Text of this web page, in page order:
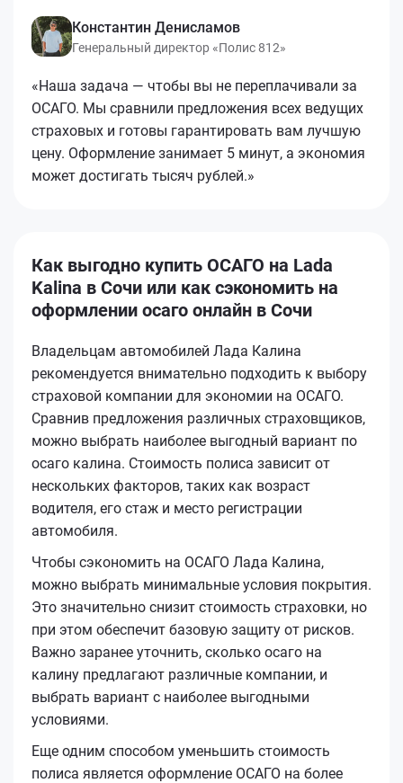
Константин Денисламов
Генеральный директор «Полис 812»
«Наша задача — чтобы вы не переплачивали за
ОСАГО. Мы сравнили предложения всех ведущих
страховых и готовы гарантировать вам лучшую
цену. Оформление занимает 5 минут, а экономия
может достигать тысяч рублей.»
Как выгодно купить ОСАГО на Lada
Kalina в Сочи или как сэкономить на
оформлении осаго онлайн в Сочи
Владельцам автомобилей Лада Калина
рекомендуется внимательно подходить к выбору
страховой компании для экономии на ОСАГО.
Сравнив предложения различных страховщиков,
можно выбрать наиболее выгодный вариант по
осаго калина. Стоимость полиса зависит от
нескольких факторов, таких как возраст
водителя, его стаж и место регистрации
автомобиля.
Чтобы сэкономить на ОСАГО Лада Калина,
можно выбрать минимальные условия покрытия.
Это значительно снизит стоимость страховки, но
при этом обеспечит базовую защиту от рисков.
Важно заранее уточнить, сколько осаго на
калину предлагают различные компании, и
выбрать вариант с наиболее выгодными
условиями.
Еще одним способом уменьшить стоимость
полиса является оформление ОСАГО на более